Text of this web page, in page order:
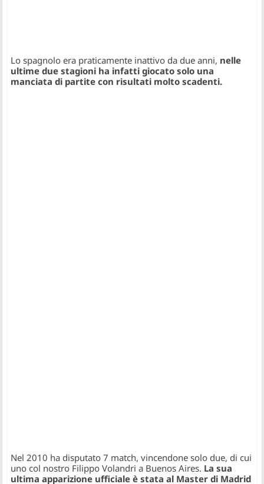
Lo spagnolo era praticamente inattivo da due anni, nelle
ultime due stagioni ha infatti giocato solo una
manciata di partite con risultati molto scadenti.
Nel 2010 ha disputato 7 match, vincendone solo due, di cui
uno col nostro Filippo Volandri a Buenos Aires. La sua
ultima apparizione ufficiale è stata al Master di Madrid